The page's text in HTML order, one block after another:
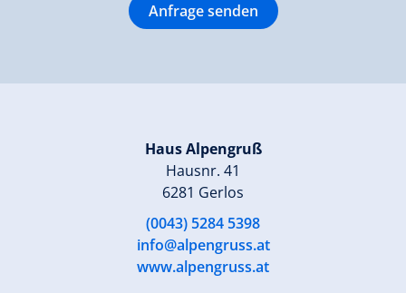
Anfrage senden
Haus Alpengruß
Hausnr. 41
6281 Gerlos
(0043) 5284 5398
info@alpengruss.at
www.alpengruss.at